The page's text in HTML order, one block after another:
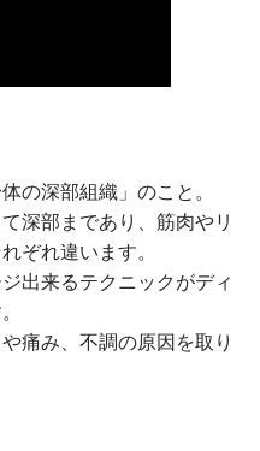
の深部組織」のこと。
深部まであり、筋肉やリ
ぞれ違います。
出来るテクニックがディ
痛み、不調の原因を取り